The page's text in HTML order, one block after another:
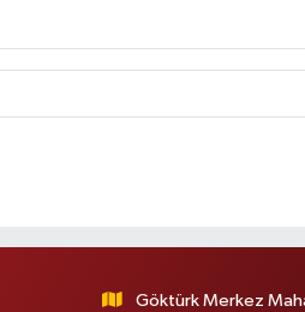
Göktürk Merkez